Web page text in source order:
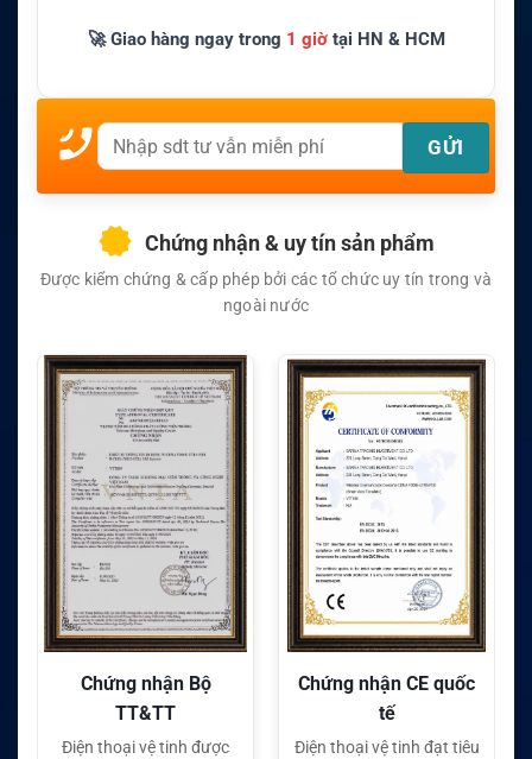
🚀 Giao hàng ngay trong 1 giờtại HN & HCM
Chứng nhận & uy tín sản phẩm
Được kiểm chứng & cấp phép bởi các tổ chức uy tín trong và
ngoài nước
Chứng nhận CE quốc
tế
Điện thoại vệ tinh đạt tiêu
Chứng nhận FC quốc
tế
Điện thoại vệ tinh đạt tiêu